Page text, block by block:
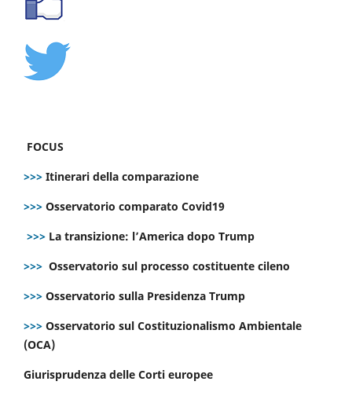
FOCUS
>>> Itinerari della comparazione
>>> Osservatorio comparato Covid19
>>> La transizione: l’America dopo Trump
>>> Osservatorio sul processo costituente cileno
>>> Osservatorio sulla Presidenza Trump
>>> Osservatorio sul Costituzionalismo Ambientale
(OCA)
Giurisprudenza delle Corti europee